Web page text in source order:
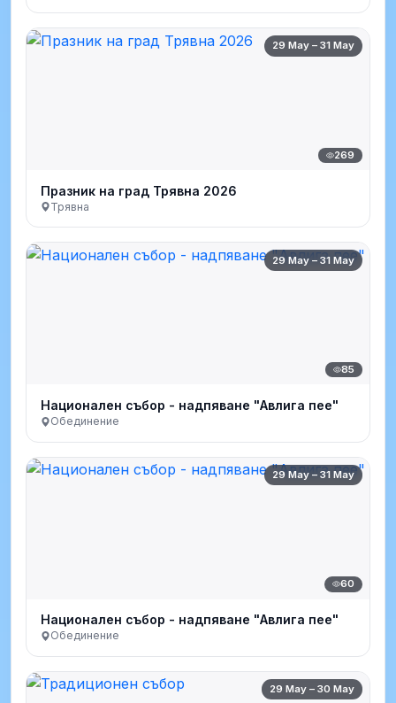
29 May – 31 May
269
Празник на град Трявна 2026
Трявна
29 May – 31 May
85
Национален събор - надпяване "Авлига пее"
Обединение
29 May – 31 May
60
Национален събор - надпяване "Авлига пее"
Обединение
29 May – 30 May